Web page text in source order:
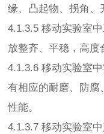
缘、凸起物、拐角、
4.1.3.5 移动实验室
放整齐、平稳，高度
4.1.3.6 移动实验室
有相应的耐磨、防腐
性能。
4.1.3.7 移动实验室